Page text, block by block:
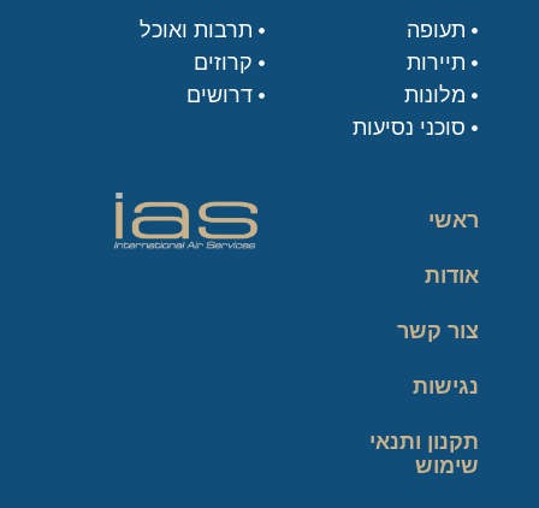
תעופה
תיירות
מלונות
סוכני נסיעות
תרבות ואוכל
קרוזים
דרושים
ראשי
אודות
צור קשר
נגישות
תקנון ותנאי
שימוש